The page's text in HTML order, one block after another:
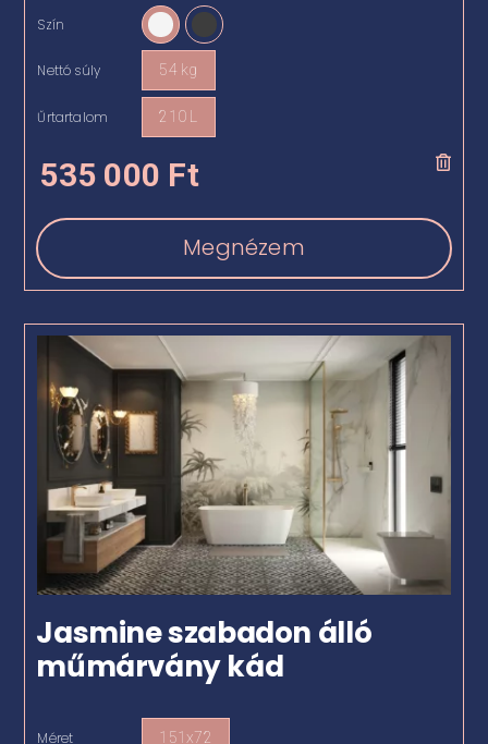
Szín
Nettó súly 54 kg
Űrtartalom 210 L
535 000 Ft
Megnézem
Jasmine szabadon álló
műmárvány kád
Méret 151x72